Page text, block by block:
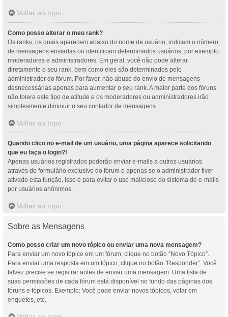
Voltar ao topo
Como posso alterar o meu rank?
Os ranks, os quais aparecem abaixo do nome de usuário, indicam o número
de mensagens enviadas ou identificam determinados usuários, por exemplo:
moderadores e administradores. Em geral, você não pode alterar
diretamente o seu rank, bem como eles são determinados pelo
administrador do fórum. Por favor, não abuse do envio de mensagens
desnecessárias apenas para aumentar o seu rank. A maior parte dos fóruns
não tolera este tipo de atitude e os moderadores ou administradores irão
simplesmente diminuir o seu contador de mensagens.
Voltar ao topo
Quando clico no e-mail de um usuário, uma página aparece solicitando
que eu faça o login?!
Apenas usuários registrados poderão enviar e-mails a outros usuários
através do formulário exclusivo do fórum e apenas se o administrador tiver
ativado esta função. Isso é para evitar o uso malicioso do sistema de e-mails
por usuários anônimos.
Voltar ao topo
Sobre as Mensagens
Como posso criar um novo tópico ou enviar uma nova mensagem?
Para enviar um novo tópico em um fórum, clique no botão “Novo Tópico”.
Para enviar uma resposta em um tópico, clique no botão “Responder”. Você
talvez precise se registrar antes de enviar uma mensagem. Uma lista de
suas permissões de cada fórum está disponível no fundo das páginas dos
fóruns e tópicos. Exemplo: Você pode enviar novos tópicos, votar em
enquetes, etc.